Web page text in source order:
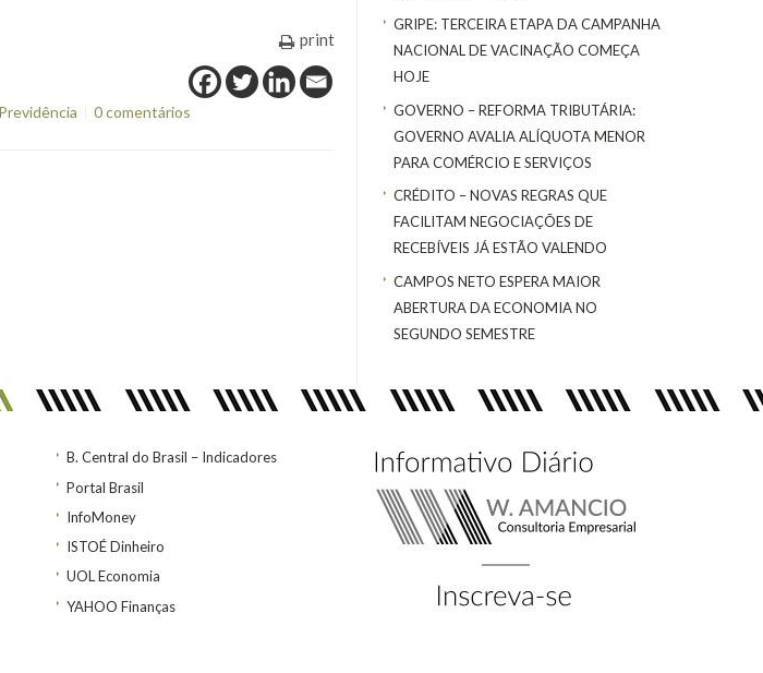
GRIPE: TERCEIRA ETAPA DA CAMPANHA
NACIONAL DE VACINAÇÃO COMEÇA
HOJE
GOVERNO – REFORMA TRIBUTÁRIA:
GOVERNO AVALIA ALÍQUOTA MENOR
PARA COMÉRCIO E SERVIÇOS
CRÉDITO – NOVAS REGRAS QUE
FACILITAM NEGOCIAÇÕES DE
RECEBÍVEIS JÁ ESTÃO VALENDO
CAMPOS NETO ESPERA MAIOR
ABERTURA DA ECONOMIA NO
SEGUNDO SEMESTRE
print
0 comentários
B. Central do Brasil – Indicadores
Portal Brasil
InfoMoney
ISTOÉ Dinheiro
UOL Economia
YAHOO Finanças